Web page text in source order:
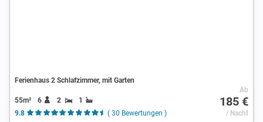
Ferienhaus 2 Schlafzimmer, mit Garten
55m² 6 2
1
9.8
( 30 Bewertungen )
Ab
185 €
/ Nacht